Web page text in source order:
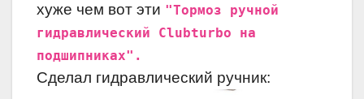
хуже чем вот эти "Тормоз ручной
гидравлический Clubturbo на
подшипниках".
Сделал гидравлический ручник: